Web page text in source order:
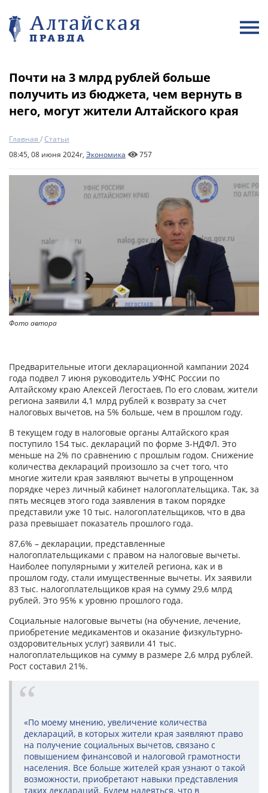
Почти на 3 млрд рублей больше
получить из бюджета, чем вернуть в
него, могут жители Алтайского края
Главная /Статьи
08:45, 08 июня 2024г, Экономика 757
Фото автора
Предварительные итоги декларационной кампании 2024
года подвел 7 июня руководитель УФНС России по
Алтайскому краю Алексей Легостаев, По его словам, жители
региона заявили 4,1 млрд рублей к возврату за счет
налоговых вычетов, на 5% больше, чем в прошлом году.
В текущем году в налоговые органы Алтайского края
поступило 154 тыс. деклараций по форме 3-НДФЛ. Это
меньше на 2% по сравнению с прошлым годом. Снижение
количества деклараций произошло за счет того, что
многие жители края заявляют вычеты в упрощенном
порядке через личный кабинет налогоплательщика. Так, за
пять месяцев этого года заявления в таком порядке
представили уже 10 тыс. налогоплательщиков, что в два
раза превышает показатель прошлого года.
87,6% – декларации, представленные
налогоплательщиками с правом на налоговые вычеты.
Наиболее популярными у жителей региона, как и в
прошлом году, стали имущественные вычеты. Их заявили
83 тыс. налогоплательщиков края на сумму 29,6 млрд
рублей. Это 95% к уровню прошлого года.
Социальные налоговые вычеты (на обучение, лечение,
приобретение медикаментов и оказание физкультурно-
оздоровительных услуг) заявили 41 тыс.
налогоплательщиков на сумму в размере 2,6 млрд рублей.
Рост составил 21%.
«По моему мнению, увеличение количества
деклараций, в которых жители края заявляют право
на получение социальных вычетов, связано с
повышением финансовой и налоговой грамотности
населения. Все больше жителей края узнают о такой
возможности, приобретают навыки представления
таких деклараций. Будем надеяться, что в